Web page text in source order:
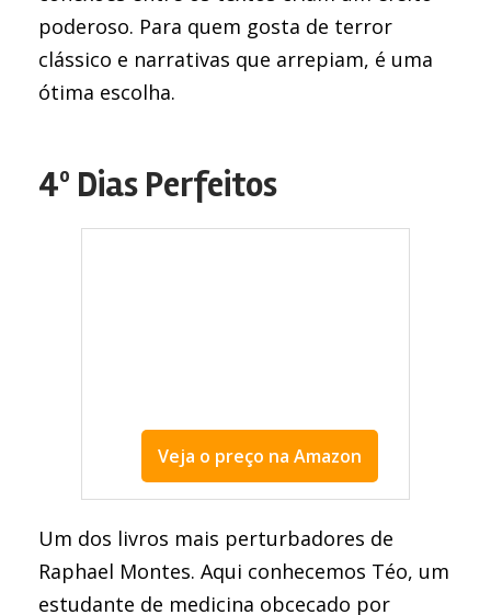
poderoso. Para quem gosta de terror
clássico e narrativas que arrepiam, é uma
ótima escolha.
4º Dias Perfeitos
Veja o preço na Amazon
Um dos livros mais perturbadores de
Raphael Montes. Aqui conhecemos Téo, um
estudante de medicina obcecado por